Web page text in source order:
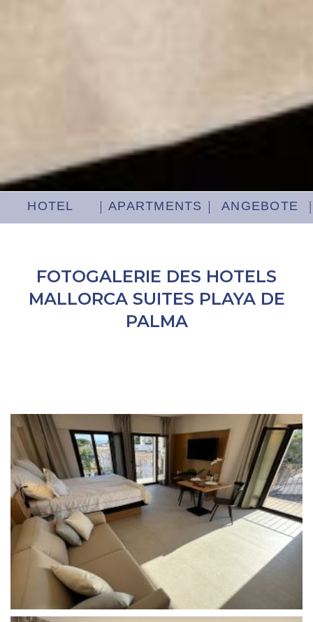
HOTEL APARTMENTS ANGEBOTE
FOTOGALERIE DES HOTELS
MALLORCA SUITES PLAYA DE
PALMA